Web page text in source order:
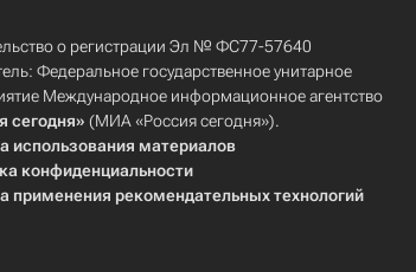
о регистрации Эл № ФС77-57640
Федеральное государственное унитарное
Международное информационное агентство
сегодня» (МИА «Россия сегодня»).
использования материалов
конфиденциальности
применения рекомендательных технологий